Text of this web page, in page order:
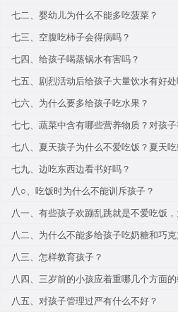
七二、婴幼儿为什么不能多吃菠菜？
七三、空腹吃柿子会得病吗？
七四、给孩子喝蒸锅水有害吗？
七五、剧烈活动后给孩子大量饮水有好处
七六、为什么要多给孩子吃水果？
七七、蔬菜中含有哪些营养物质？对孩
七八、夏天孩子为什么不爱吃饭？夏天
七九、边吃东西边看书好吗？
八○、吃饭时为什么不能训斥孩子？
八一、有些孩子欢蹦乱跳就是不爱吃饭，
八二、为什么不能多给孩子吃奶糖和巧克
八三、怎样教育孩子？
八四、三岁前的小孩应着重哪几个方面的
八五、对孩子管理过严有什么不好？